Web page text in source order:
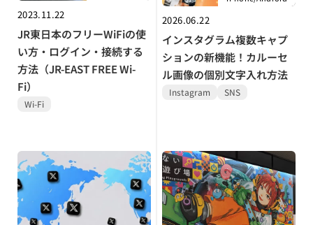
2023.11.22
JR東日本のフリーWiFiの使
い方・ログイン・接続する
方法（JR-EAST FREE Wi-
Fi）
Wi-Fi
2026.06.22
インスタグラム複数キャプ
ションの新機能！カルーセ
ル画像の個別文字入れ方法
Instagram SNS